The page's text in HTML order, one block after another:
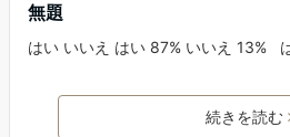
無題
はい いいえ はい 87% いいえ 13%
続きを読む